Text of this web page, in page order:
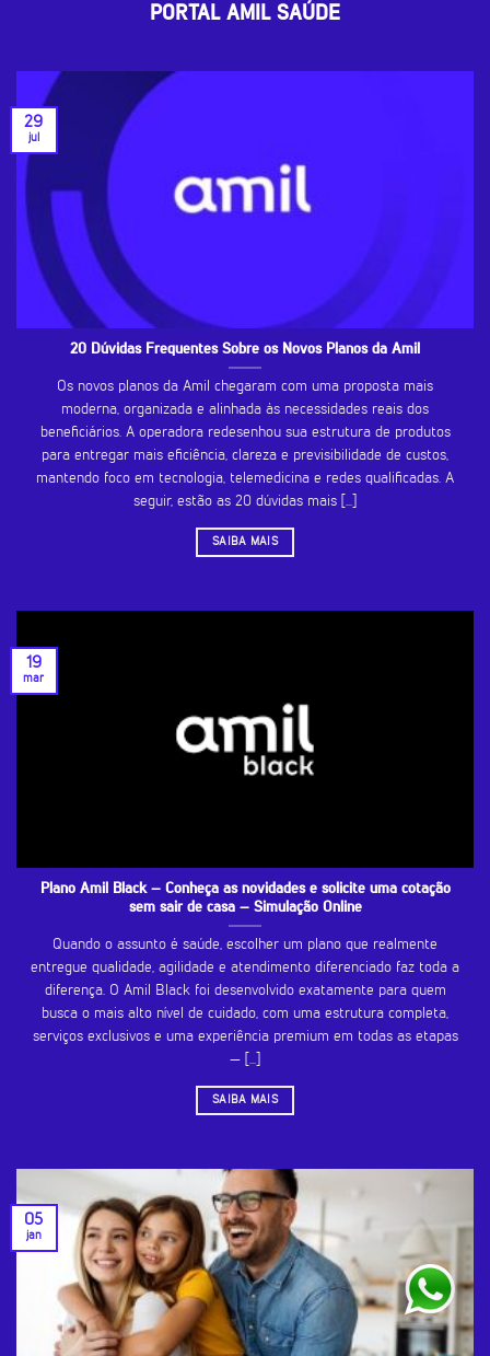
PORTAL AMIL SAÚDE
20 Dúvidas Frequentes Sobre os Novos Planos da Amil
Os novos planos da Amil chegaram com uma proposta mais
moderna, organizada e alinhada às necessidades reais dos
beneficiários. A operadora redesenhou sua estrutura de produtos
para entregar mais eficiência, clareza e previsibilidade de custos,
mantendo foco em tecnologia, telemedicina e redes qualificadas. A
seguir, estão as 20 dúvidas mais [...]
SAIBA MAIS
29
jul
Plano Amil Black – Conheça as novidades e solicite uma cotação
sem sair de casa – Simulação Online
Quando o assunto é saúde, escolher um plano que realmente
entregue qualidade, agilidade e atendimento diferenciado faz toda a
diferença. O Amil Black foi desenvolvido exatamente para quem
busca o mais alto nível de cuidado, com uma estrutura completa,
serviços exclusivos e uma experiência premium em todas as etapas
— [...]
SAIBA MAIS
19
mar
05
jan